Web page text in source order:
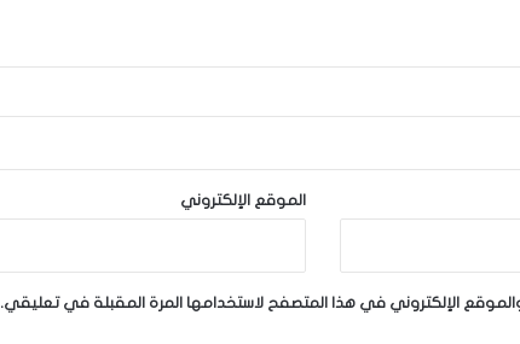
الموقع الإلكتروني
الإلكتروني في هذا المتصفح لاستخدامها المرة المقبلة في تعليقي.